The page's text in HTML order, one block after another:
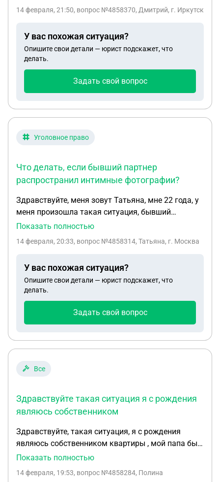
активностью сказали что уволят тянули время
списка заболеваний и поставили мне группу А. А
сейчас опять включили эту болезнь в список
социально опасных болезней могут ли я пройти
14 февраля, 21:50, вопрос №4858370, Дмитрий, г. Иркутск
У вас похожая ситуация?
Опишите свои детали — юрист подскажет, что
делать.
Задать свой вопрос
Уголовное право
Что делать, если бывший партнер
распространил интимные фотографии?
Здравствуйте, меня зовут Татьяна, мне 22 года, у
меня произошла такая ситуация, бывший
молодой человек 4,5 года назад разослал мои
остались скриншоты где он писал и отправлял
сих пор пользуется этой страницей, скажите
пожалуйста что делать в данной ситуации?
Показать полностью
14 февраля, 20:33, вопрос №4858314, Татьяна, г. Москва
У вас похожая ситуация?
Опишите свои детали — юрист подскажет, что
делать.
Задать свой вопрос
Все
Здравствуйте такая ситуация я с рождения
являюсь собственником
Здравствуйте, такая ситуация, я с рождения
являюсь собственником квартиры , мой папа был
лицом , который в случае каких-либо ситуаций
с 2021 года он не платил за коммунальные услуги
Показать полностью
14 февраля, 19:53, вопрос №4858284, Полина